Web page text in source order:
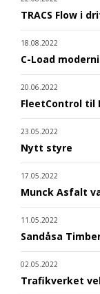
TRACS Flow i
18.08.2022
C-Load
20.06.2022
FleetControl til
23.05.2022
Nytt styre
17.05.2022
Munck Asfalt
11.05.2022
Sandåsa
02.05.2022
Trafikverket